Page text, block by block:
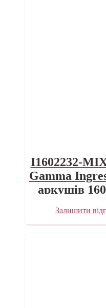
I1602232-
Gamma
аркушів
Залишити